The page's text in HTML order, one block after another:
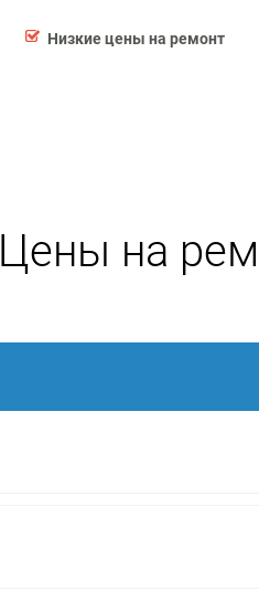
Низкие цены на ремонт
Цены на